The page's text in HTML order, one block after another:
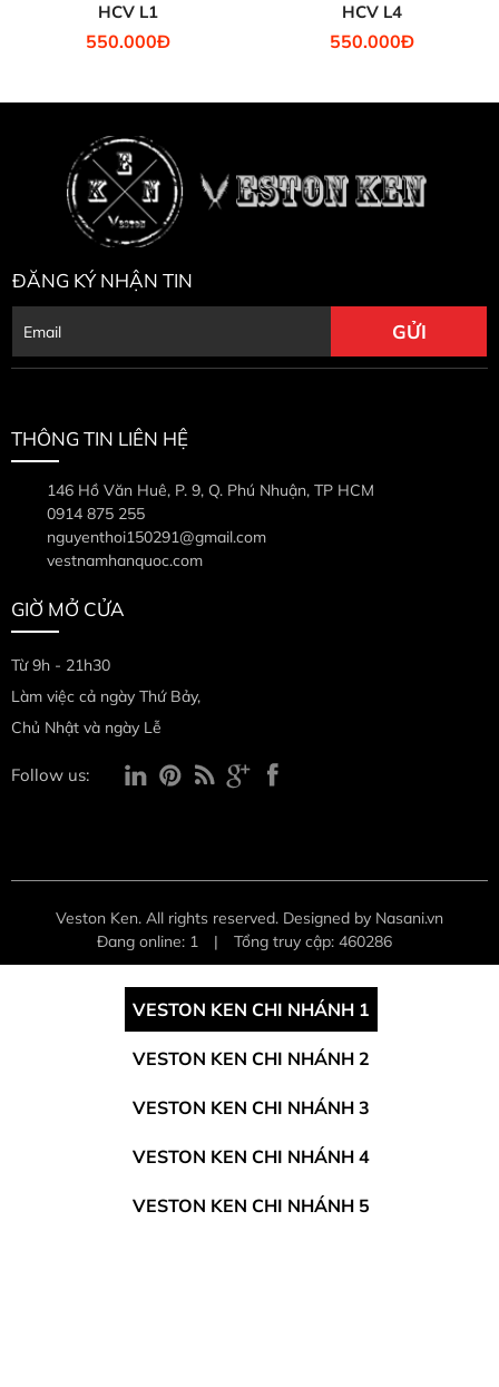
HCV L1
550.000Đ
HCV L4
550.000Đ
ĐĂNG KÝ NHẬN TIN
THÔNG TIN LIÊN HỆ
146 Hồ Văn Huê, P. 9, Q. Phú Nhuận, TP HCM
0914 875 255
nguyenthoi150291@gmail.com
vestnamhanquoc.com
GIỜ MỞ CỬA
Từ 9h - 21h30
Làm việc cả ngày Thứ Bảy,
Chủ Nhật và ngày Lễ
Follow us:
Veston Ken. All rights reserved. Designed by Nasani.vn
Đang online: 1
| Tổng truy cập: 460286
VESTON KEN CHI NHÁNH 1
VESTON KEN CHI NHÁNH 2
VESTON KEN CHI NHÁNH 3
VESTON KEN CHI NHÁNH 4
VESTON KEN CHI NHÁNH 5